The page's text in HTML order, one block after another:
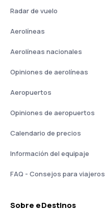
Radar de vuelo
Aerolíneas
Aerolíneas nacionales
Opiniones de aerolíneas
Aeropuertos
Opiniones de aeropuertos
Calendario de precios
Información del equipaje
FAQ - Consejos para viajeros
Sobre eDestinos